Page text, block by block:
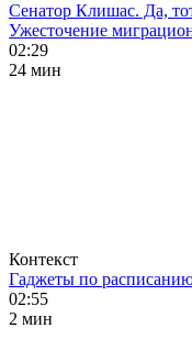
Сенатор Клишас. Да,
Ужесточение
02:29
24 мин
Контекст
Гаджеты по
02:55
2 мин